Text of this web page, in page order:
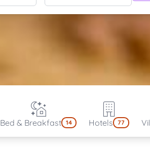
Bed & Breakfast 14 Hotels 77